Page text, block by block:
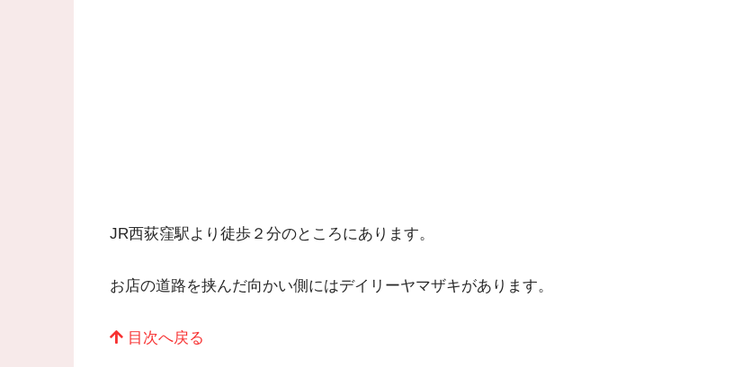
JR西荻窪駅より徒歩２分のところにあります。
お店の道路を挟んだ向かい側にはデイリーヤマザキがあります。
目次へ戻る